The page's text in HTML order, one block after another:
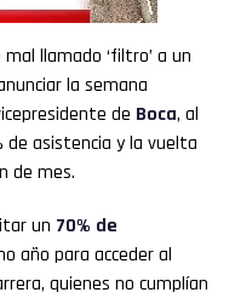
llamado ‘filtro’ a un
la semana
de Boca, al
asistencia y la vuelta
de mes.
un 70% de
año para acceder al
quienes no cumplían